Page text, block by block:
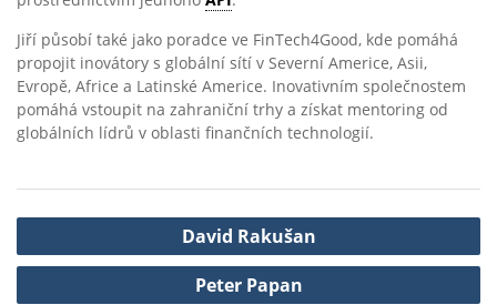
Jiří působí také jako poradce ve FinTech4Good, kde pomáhá
propojit inovátory s globální sítí v Severní Americe, Asii,
Evropě, Africe a Latinské Americe. Inovativním společnostem
pomáhá vstoupit na zahraniční trhy a získat mentoring od
globálních lídrů v oblasti finančních technologií.
Navigace
pro
David Rakušan
Peter Papan